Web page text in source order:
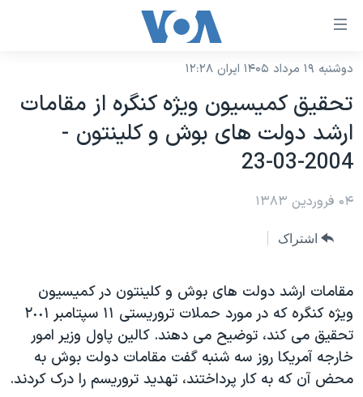
لینکهای
دسترسی
جهش
به
محتوای
اصلی
به
صفحه
به
جستجو
نسخه سبک وب‌سایت
موضوع ها
آمریکا
جهان
گزیده‌ها
ویژه برنامه‌ها
ویدیوها
فرهنگ و زندگی
برنامه های تلویزیونی
جدول برنامه ها
صفحه‌های ویژه
عملیات خشم حماسی
۲۵۰سالگی آمریکا
بایگانی برنامه‌های تلویزیونی
مستندها
پخش رادیویی
یادگیری زبان انگلیسی
دنبال کنید
دوشنبه ۱۹ مرداد ۱۴۰۵ ایران ۱۲:۲۸
تحقيق کميسيون ويژه کنگره از مقامات
ارشد دولت های بوش و کلينتون -
2004-03-23
۰۴ فروردین ۱۳۸۳
اشتراک
مقامات ارشد دولت های بوش و کلينتون در کميسيون
ويژه کنگره که در مورد حملات تروريستی ١١ سپتامبر ٢٠٠١
تحقيق می کند، توضيح می دهند. کالين پاول وزير امور
خارجه آمريکا روز سه شنبه گفت مقامات دولت بوش به
محض آن که به کار پرداختند، تهديد تروريسم را درک کردند.